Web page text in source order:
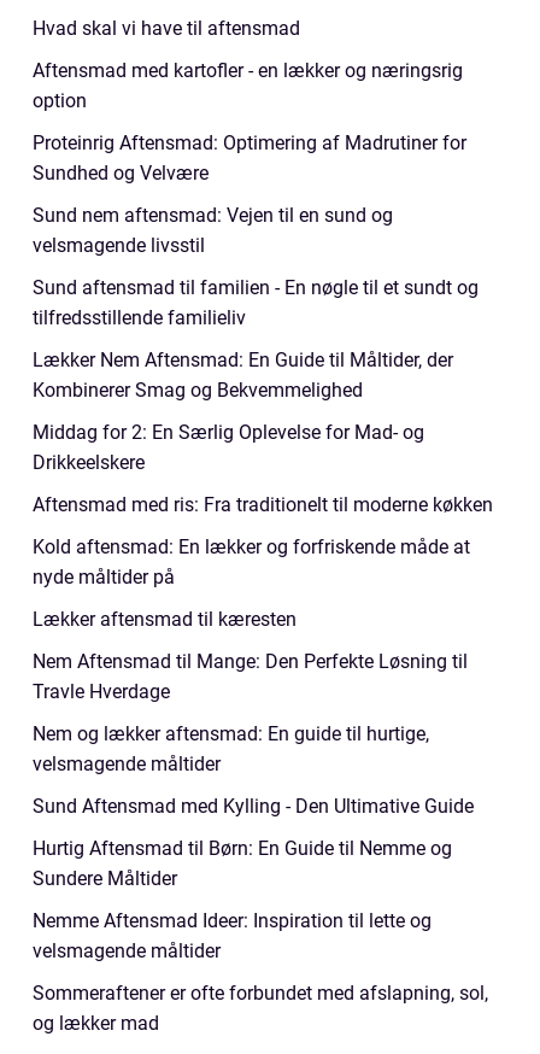
Hvad skal vi have til aftensmad
Aftensmad med kartofler - en lækker og næringsrig
option
Proteinrig Aftensmad: Optimering af Madrutiner for
Sundhed og Velvære
Sund nem aftensmad: Vejen til en sund og
velsmagende livsstil
Sund aftensmad til familien - En nøgle til et sundt og
tilfredsstillende familieliv
Lækker Nem Aftensmad: En Guide til Måltider, der
Kombinerer Smag og Bekvemmelighed
Middag for 2: En Særlig Oplevelse for Mad- og
Drikkeelskere
Aftensmad med ris: Fra traditionelt til moderne køkken
Kold aftensmad: En lækker og forfriskende måde at
nyde måltider på
Lækker aftensmad til kæresten
Nem Aftensmad til Mange: Den Perfekte Løsning til
Travle Hverdage
Nem og lækker aftensmad: En guide til hurtige,
velsmagende måltider
Sund Aftensmad med Kylling - Den Ultimative Guide
Hurtig Aftensmad til Børn: En Guide til Nemme og
Sundere Måltider
Nemme Aftensmad Ideer: Inspiration til lette og
velsmagende måltider
Sommeraftener er ofte forbundet med afslapning, sol,
og lækker mad